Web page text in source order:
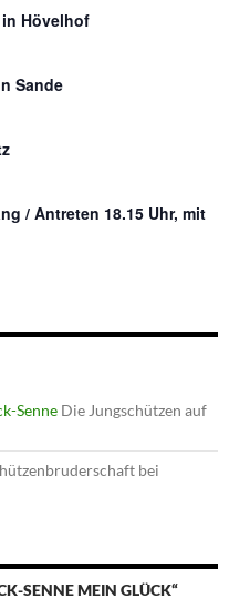
Hövelhof
Sande
/ Antreten 18.15 Uhr, mit
Senne Die Jungschützen auf
bei
SENNE MEIN GLÜCK“